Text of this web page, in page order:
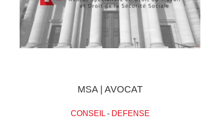
MSA | AVOCAT
CONSEIL- DEFENSE